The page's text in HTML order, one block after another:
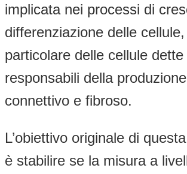
implicata nei processi di
differenziazione delle
particolare delle cellule
responsabili della
connettivo e fibroso.
L’obiettivo originale di
è stabilire se la misura a